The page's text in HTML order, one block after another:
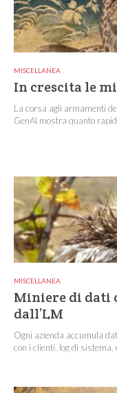
MISCELLANEA
In crescita le
La corsa agli armamenti
GenAI mostra quanto
MISCELLANEA
Miniere di dati
dall’LM
Ogni azienda accumula
con i clienti, log di sistema,